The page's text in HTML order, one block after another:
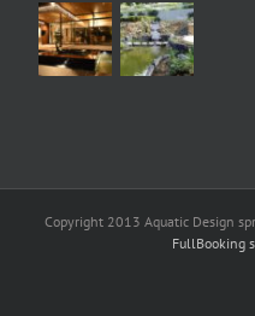
Copyright 2013 Aquatic Design
FullBooking